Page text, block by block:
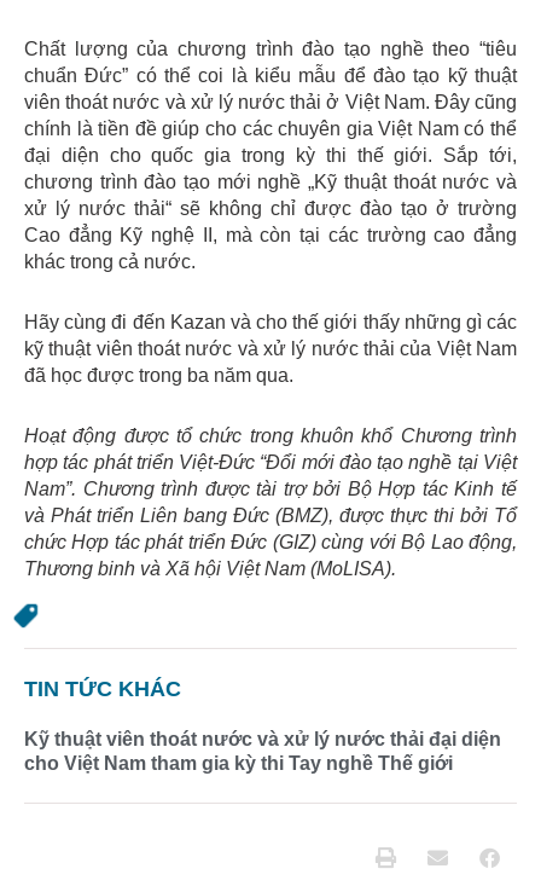
Chất lượng của chương trình đào tạo nghề theo “tiêu
chuẩn Đức” có thể coi là kiểu mẫu để đào tạo kỹ thuật
viên thoát nước và xử lý nước thải ở Việt Nam. Đây cũng
chính là tiền đề giúp cho các chuyên gia Việt Nam có thể
đại diện cho quốc gia trong kỳ thi thế giới. Sắp tới,
chương trình đào tạo mới nghề „Kỹ thuật thoát nước và
xử lý nước thải“ sẽ không chỉ được đào tạo ở trường
Cao đẳng Kỹ nghệ II, mà còn tại các trường cao đẳng
khác trong cả nước.
Hãy cùng đi đến Kazan và cho thế giới thấy những gì các
kỹ thuật viên thoát nước và xử lý nước thải của Việt Nam
đã học được trong ba năm qua.
Hoạt động được tổ chức trong khuôn khổ Chương trình
hợp tác phát triển Việt-Đức “Đổi mới đào tạo nghề tại Việt
Nam”. Chương trình được tài trợ bởi Bộ Hợp tác Kinh tế
và Phát triển Liên bang Đức (BMZ), được thực thi bởi Tổ
chức Hợp tác phát triển Đức (GIZ) cùng với Bộ Lao động,
Thương binh và Xã hội Việt Nam (MoLISA).
TIN TỨC KHÁC
Kỹ thuật viên thoát nước và xử lý nước thải đại diện
cho Việt Nam tham gia kỳ thi Tay nghề Thế giới